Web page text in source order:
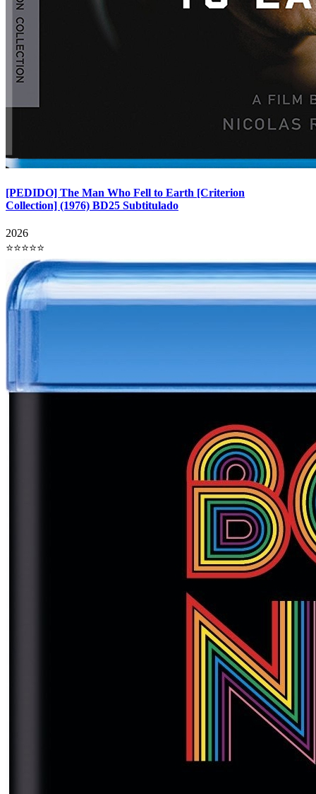
[PEDIDO] The Man Who Fell to Earth [Criterion
Collection] (1976) BD25 Subtitulado
2026
⭐⭐⭐⭐⭐